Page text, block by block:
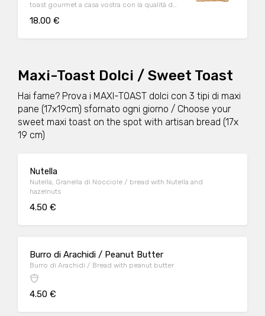
toast gourmet a casa vostra con la qualità del
18.00 €
Maxi-Toast Dolci / Sweet Toast
Hai fame? Prova i MAXI-TOAST dolci con 3 tipi di maxi
pane (17x19cm) sfornato ogni giorno / Choose your
sweet maxi toast on the spot with artisan bread (17x
19 cm)
Nutella
Nutella, Granella di Nocciole / bread with Nutella and
hazelnuts
4.50 €
Burro di Arachidi / Peanut Butter
Burro di Arachidi / Bread with peanut butter
4.50 €